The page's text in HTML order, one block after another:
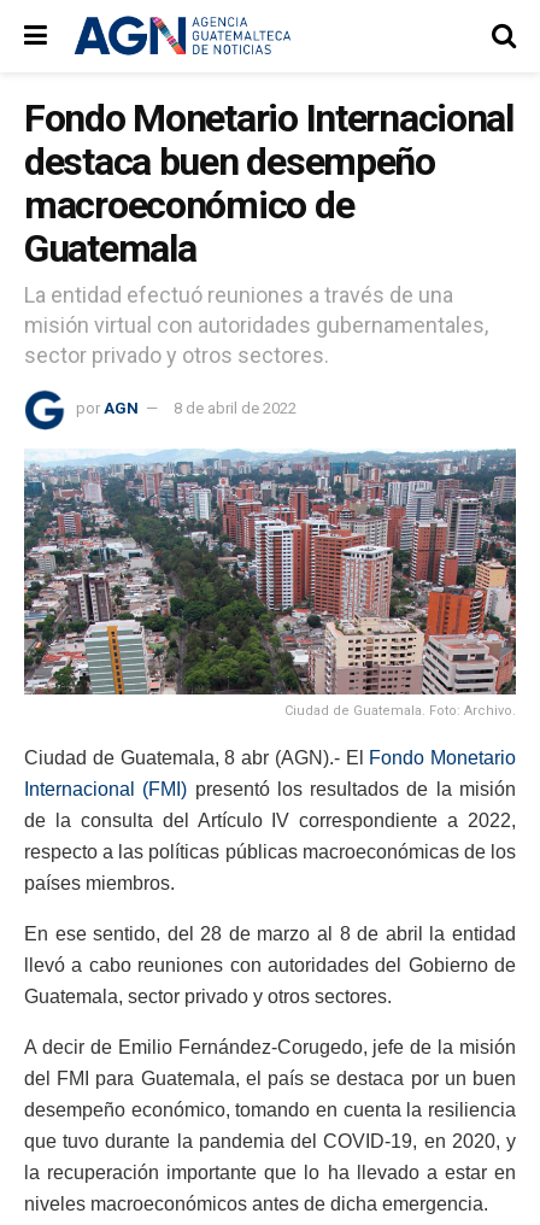
Fondo Monetario Internacional
destaca buen desempeño
macroeconómico de
Guatemala
La entidad efectuó reuniones a través de una
misión virtual con autoridades gubernamentales,
sector privado y otros sectores.
por AGN 8 de abril de 2022
Ciudad de Guatemala. Foto: Archivo.
Ciudad de Guatemala, 8 abr (AGN).- El
Fondo Monetario
Internacional (FMI) presentó los resultados de la misión
de la consulta del Artículo IV correspondiente a 2022,
respecto a las políticas públicas macroeconómicas de los
países miembros.
En ese sentido, del 28 de marzo al 8 de abril la entidad
llevó a cabo reuniones con autoridades del Gobierno de
Guatemala, sector privado y otros sectores.
A decir de Emilio Fernández-Corugedo, jefe de la misión
del FMI para Guatemala, el país se destaca por un buen
desempeño económico, tomando en cuenta la resiliencia
que tuvo durante la pandemia del COVID-19, en 2020, y
la recuperación importante que lo ha llevado a estar en
niveles macroeconómicos antes de dicha emergencia.